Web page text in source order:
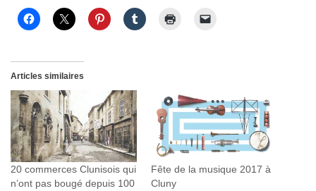
Articles similaires
20 commerces Clunisois qui
n’ont pas bougé depuis 100
Fête de la musique 2017 à
Cluny